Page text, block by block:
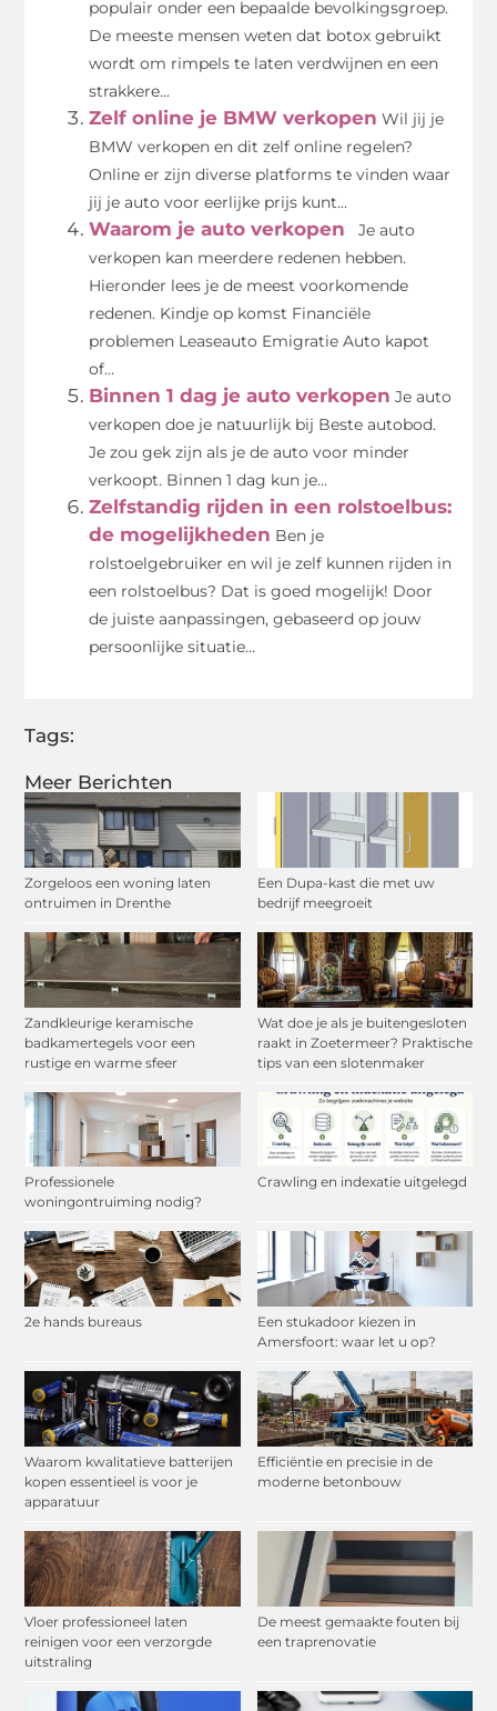
Meer Berichten
Zorgeloos een woning laten
ontruimen in Drenthe
Een Dupa-kast die met uw
bedrijf meegroeit
Zandkleurige keramische
badkamertegels voor een
rustige en warme sfeer
Wat doe je als je buitengesloten
raakt in Zoetermeer? Praktische
tips van een slotenmaker
Professionele
woningontruiming nodig?
Crawling en indexatie uitgelegd
2e hands bureaus
Een stukadoor kiezen in
Amersfoort: waar let u op?
Waarom kwalitatieve batterijen
kopen essentieel is voor je
apparatuur
Efficiëntie en precisie in de
moderne betonbouw
Vloer professioneel laten
reinigen voor een verzorgde
uitstraling
De meest gemaakte fouten bij
een traprenovatie
populair onder een bepaalde bevolkingsgroep.
De meeste mensen weten dat botox gebruikt
wordt om rimpels te laten verdwijnen en een
strakkere...
Zelf online je BMW verkopen Wil jij je
BMW verkopen en dit zelf online regelen?
Online er zijn diverse platforms te vinden waar
jij je auto voor eerlijke prijs kunt...
Waarom je auto verkopen
Je auto
verkopen kan meerdere redenen hebben.
Hieronder lees je de meest voorkomende
redenen. Kindje op komst Financiële
problemen Leaseauto Emigratie Auto kapot
of...
Binnen 1 dag je auto verkopen Je auto
verkopen doe je natuurlijk bij Beste autobod.
Je zou gek zijn als je de auto voor minder
verkoopt. Binnen 1 dag kun je...
Zelfstandig rijden in een rolstoelbus:
de mogelijkheden Ben je
rolstoelgebruiker en wil je zelf kunnen rijden in
een rolstoelbus? Dat is goed mogelijk! Door
de juiste aanpassingen, gebaseerd op jouw
persoonlijke situatie...
Tags: